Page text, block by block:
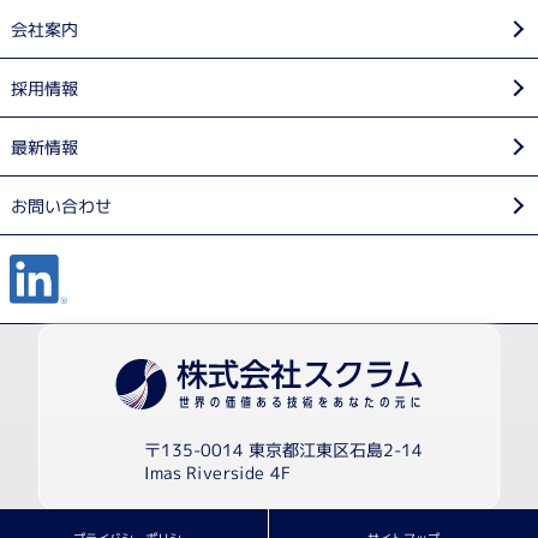
〒135-0014 東京都江東区石島2-14
Imas Riverside 4F
会社案内
採用情報
最新情報
お問い合わせ